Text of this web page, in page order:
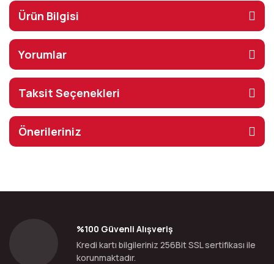
Ürün Bilgisi
Yorumlar
Taksit Seçenekleri
Önerileriniz
%100 Güvenli Alışveriş
Kredi kartı bilgileriniz 256Bit SSL sertifikası ile
korunmaktadır.